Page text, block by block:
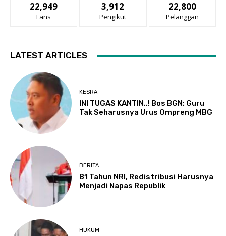
22,949
Fans
3,912
Pengikut
22,800
Pelanggan
LATEST ARTICLES
KESRA
INI TUGAS KANTIN..! Bos BGN: Guru
Tak Seharusnya Urus Ompreng MBG
BERITA
81 Tahun NRI, Redistribusi Harusnya
Menjadi Napas Republik
HUKUM